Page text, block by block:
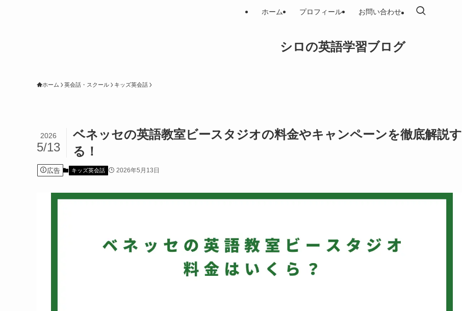
シロの英語学習ブログ
ホーム プロフィール お問い合わせ
ホーム 英会話・スクール キッズ英会話
ベネッセの英語教室ビースタジオの料金やキャンペーンを徹底解説す
る！
2026
5/13
広告 キッズ英会話 2026年5月13日